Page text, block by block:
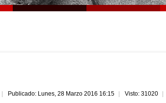
Publicado: Lunes, 28 Marzo 2016 16:15 Visto: 31020